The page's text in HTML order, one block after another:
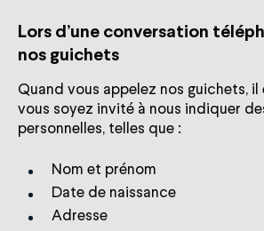
Lors d’une conversation
nos guichets
Quand vous appelez nos guichets,
vous soyez invité à nous indiquer
personnelles, telles que :
Nom et prénom
Date de naissance
Adresse